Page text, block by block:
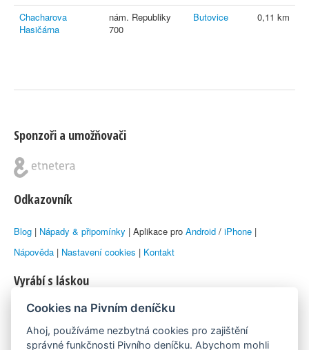
Chacharova
Hasičárna
nám. Republiky
700
Butovice 0,11 km
Sponzoři a umožňovači
Odkazovník
Blog | Nápady & připomínky | Aplikace pro Android / iPhone |
Nápověda | Nastavení cookies | Kontakt
Vyrábí s láskou
© 2010–2026 byLukáš Zemanaka Emka
Máme rádi
Cookies na Pivním deníčku
Ahoj, používáme nezbytná cookies pro zajištění
správné funkčnosti Pivního deníčku. Abychom mohli